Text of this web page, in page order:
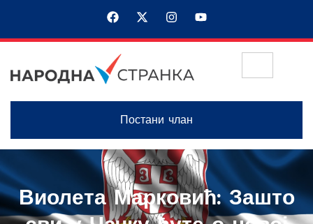
Постани члан
Виолета Марковић: Зашто